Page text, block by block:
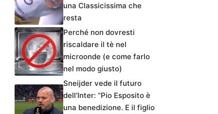
una Classicissima che
resta
Perché non dovresti
riscaldare il tè nel
microonde (e come farlo
nel modo giusto)
Sneijder vede il futuro
dell’Inter: “Pio Esposito è
una benedizione. E il figlio